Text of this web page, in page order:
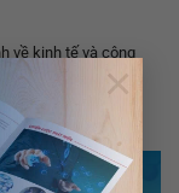
×
về kinh tế và công